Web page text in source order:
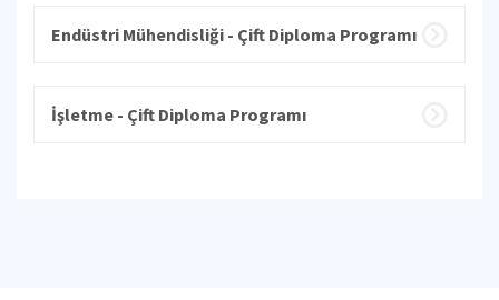
Endüstri Mühendisliği - Çift Diploma Programı
İşletme - Çift Diploma Programı